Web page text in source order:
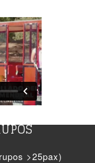
>25pax)